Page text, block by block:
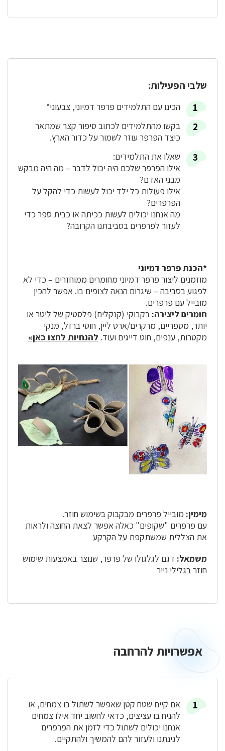
שלבי הפעילות:
הכינו עם התלמידים פרפר דמיוני, צבעוני*
בקשו מהתלמידים לכתוב סיפור קצר שמתאר
כיצד הפרפר עוזר לשמור על כדור הארץ.
שאלו את התלמידים:
אילו הפרפר שלכם היה יכול לדבר – מה היה מבקש
מבני האדם?
אילו פעולות כל ילד יכול לעשות כדי להקל על
הפרפרים?
מה אנחנו יכולים לעשות ככיתה או כבית ספר כדי
לעזור לפרפרים בסביבתנו הקרובה?
*הכנת פרפר דמיוני
מוזמנים ליצור פרפר דמיוני מחומרים ממוחזרים – כדי לא
לפגוע בסביבה – שיגרום הנאה לצופים בו. אפשר להכין
מובייל עם פרפרים.
חומרים ליצירה: בקבוקי (קנקלים) פלסטיק של ליטר או
יותר, מספריים, מרקרים/ארט ליין, חוטי ברזל, מנקי
מקטרות, ענפים, חוט דייגים ועוד. להנחיות לחצו כאן»
מימין: מובייל פרפרים מבקבוק בשימוש חוזר.
עם פרפרים "שקופים" כאלה אפשר לצאת החוצה ולראות
את הצללית שמשתקפת על הקרקע
משמאל: דגם לגלגולו של פרפר, שנוצר באמצעות שימוש
חוזר בגלילי נייר
אפשרויות
אפשרויות להרחבה
אם קיים שטח קטן שאפשר לשתול בו צמחים, או
להניח בו עציצים, כדאי לחשוב יחד אילו צמחים
אנחנו יכולים לשתול כדי לזמן את הפרפרים
לגינתנו ולעזור להם להמשיך ולהתקיים.